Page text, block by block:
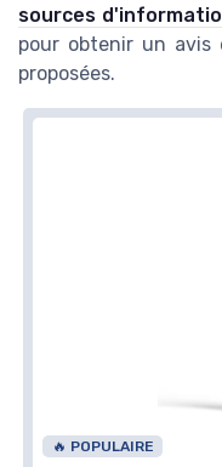
sources
pour obtenir un avis
proposées.
🔥 POPULAIRE